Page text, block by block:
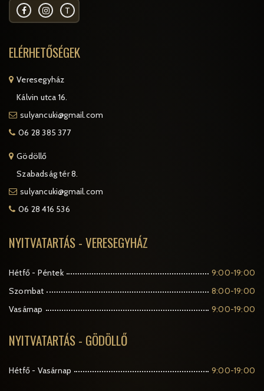
T
ELÉRHETŐSÉGEK
Veresegyház
Kálvin utca 16.
sulyancuki@gmail.com
06 28 385 377
Gödöllő
Szabadság tér 8.
sulyancuki@gmail.com
06 28 416 536
NYITVATARTÁS - VERESEGYHÁZ
Hétfő - Péntek
9:00-19:00
Szombat
8:00-19:00
Vasárnap
9:00-19:00
NYITVATARTÁS - GÖDÖLLŐ
Hétfő - Vasárnap 9:00-19:00